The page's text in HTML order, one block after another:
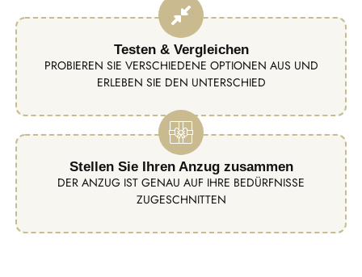
Testen & Vergleichen
PROBIEREN SIE VERSCHIEDENE OPTIONEN AUS UND
ERLEBEN SIE DEN UNTERSCHIED
Stellen Sie Ihren Anzug zusammen
DER ANZUG IST GENAU AUF IHRE BEDÜRFNISSE
ZUGESCHNITTEN